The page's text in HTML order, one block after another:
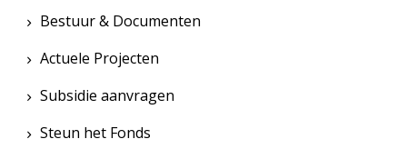
Bestuur & Documenten
Actuele Projecten
Subsidie aanvragen
Steun het Fonds